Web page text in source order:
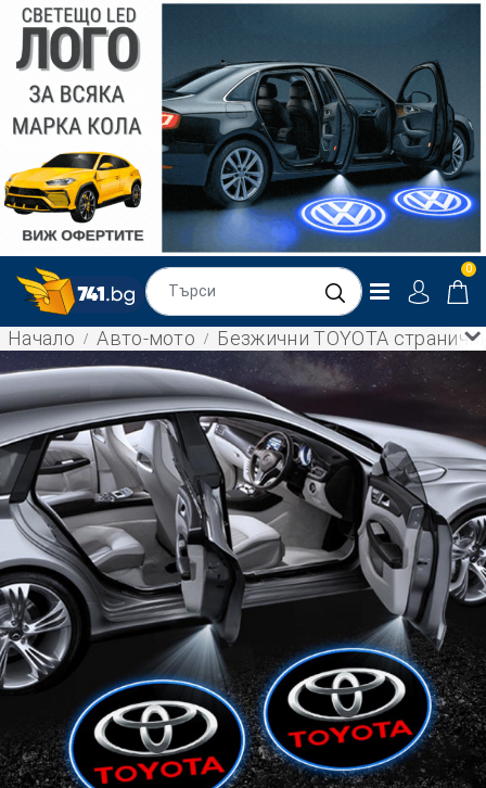
0
Начало Авто-мото Безжични TOYOTA